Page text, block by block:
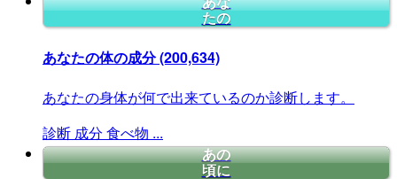
たの
あなたの体の成分(200,634)
あなたの身体が何で出来ているのか診断します。
診断 成分 食べ物 ...
あの
頃に